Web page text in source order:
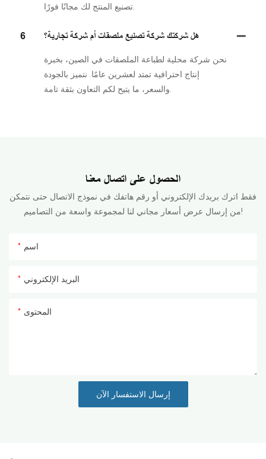
تصنيع المنتج لك مجانًا فورًا.
6 هل شركتك شركة تصنيع ملصقات أم شركة تجارية؟
نحن شركة محلية لطباعة الملصقات في الصين، بخبرة
إنتاج احترافية تمتد لعشرين عامًا. نتميز بالجودة
والسعر، ما يتيح لكم التعاون بثقة تامة.
الحصول على اتصال معنا
فقط اترك بريدك الإلكتروني أو رقم هاتفك في نموذج الاتصال حتى نتمكن
من إرسال عرض أسعار مجاني لنا لمجموعة واسعة من التصاميم!
اسم
البريد الإلكتروني
المحتوى
إرسال الاستفسار الآن